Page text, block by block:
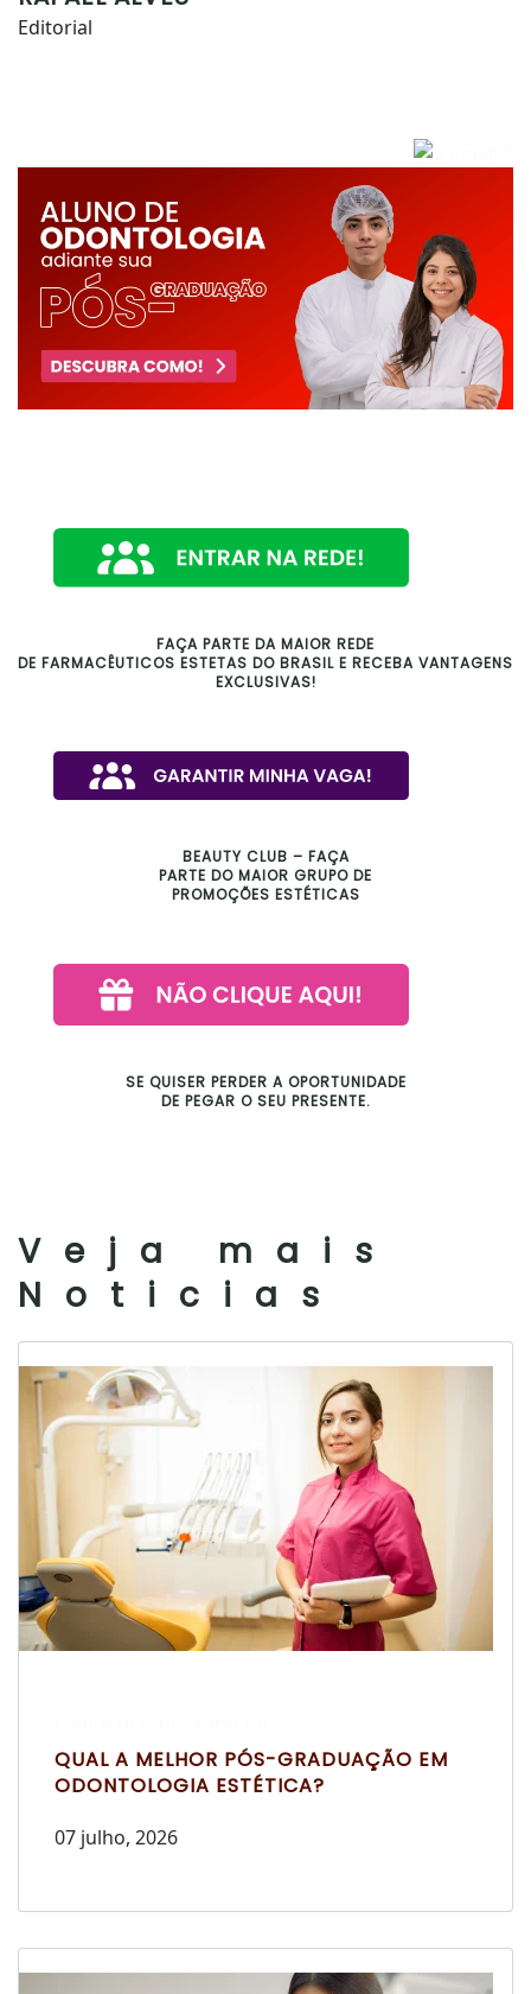
Editorial
FAÇA PARTE DA MAIOR REDE
DE FARMACÊUTICOS ESTETAS DO BRASIL E RECEBA VANTAGENS
EXCLUSIVAS!
BEAUTY CLUB – FAÇA
PARTE DO MAIOR GRUPO DE
PROMOÇÕES ESTÉTICAS
SE QUISER PERDER A OPORTUNIDADE
DE PEGAR O SEU PRESENTE.
Veja mais
Noticias
QUAL A MELHOR PÓS-GRADUAÇÃO EM
ODONTOLOGIA ESTÉTICA?
07 julho, 2026